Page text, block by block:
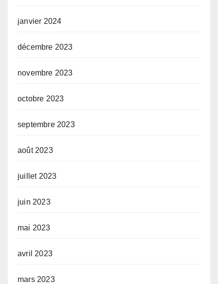
janvier 2024
décembre 2023
novembre 2023
octobre 2023
septembre 2023
août 2023
juillet 2023
juin 2023
mai 2023
avril 2023
mars 2023